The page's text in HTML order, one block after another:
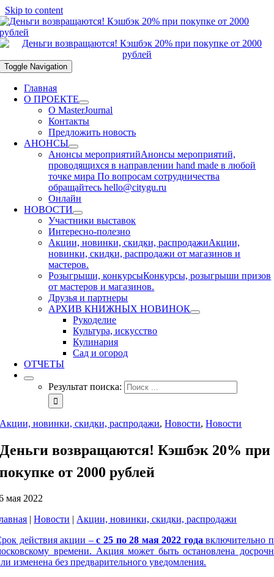
Skip to content
Toggle Navigation
Главная
О ПРОЕКТЕ
О MasterJournal
Контакты
Предложить новость
АНОНСЫ
Анонсы мероприятийАнонсы мероприятий,
проводящихся в направлении hand made в любой
точке мира По вопросам сотрудничества
обращайтесь hello@citygu.ru
Онлайн
НОВОСТИ
Участники выставок
Интересно-полезно
Акции, новинки, скидки, распродажиАкции,
новинки, скидки, распродажи от магазинов и
мастеров.
Розыгрыши, конкурсыКонкурсы, розыгрыши призов
от мастеров и магазинов.
Друзья и партнеры
АРХИВ КНИЖНЫХ НОВИНОК
Рукоделие
Культура, искусство
Кулинария
Сад и огород
ОТЧЕТЫ
Результат поиска:
Акции, новинки, скидки, распродажи,Новости,Новости
Деньги возвращаются! Кэшбэк 20% при
покупке от 2000 рублей
мая 2022
|Новости | Акции, новинки, скидки, распродажи
действия акции –с 25 по 28 мая 2022 годавключительно
времени. Акция может быть остановлена
изменена без предварительного уведомления.